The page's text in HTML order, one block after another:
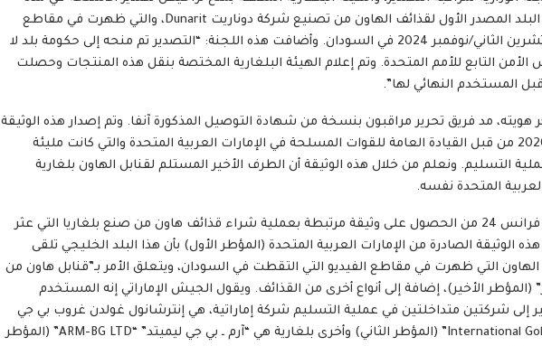
بمزيد من المعلومات حول البلد المصدر الأول لقذائف الهاون من تصنيع شركة دوناريت Dunarit، والتي ظهرت في مقاطع
فيديو التقطت في يوم 21 تشرين الثاني/نوفمبر 2024 في السودان. وأضافت هذه اللجنة: “التصدير تم منحه إلى حكومة بلد لا
التابع للأمم المتحدة. وتم إعلام الهيئة البلغارية المختصة بنقل هذه المنتجات وحصلت
المستخدم النهائي لها”.
مد فريق تحرير مراقبون بنسخة من شهادة التوصيل المذكورة آنفا. وتم إصدار هذه الوثيقة
في يوم 16 آب/أغسطس 2020 من قبل القيادة العامة للقوات المسلحة في الإمارات العربية المتحدة والتي كانت مليئة
التسليم. ونعلم من خلال هذه الوثيقة أن الطرف الأخير المستلم لقنابل الهاون بلغارية
المتحدة نفسه.
تمكن فريق تحرير مراقبون فرانس 24 من الحصول على وثيقة مرتبطة بعملية شراء قذائف هاون من صنع بلغاريا التي عثر
الوثيقة الصادرة من الإمارات العربية المتحدة (المؤطر الأول) بأن هذا البلد الخليجي تلقى
التي ظهرت في مقاطع الفيديو التي التقطت في السودان، ويتعلق الأمر بـ”قنابل هاون من
(المؤطر الأخير)، إضافة إلى أنواع أخرى من القذائف. ويقول الجيش الإماراتي إنه المستخدم
إلى شركتين متداخلتين في عملية التسليم شركة إماراتية، هي إنترشانول غولدن غروب بي جي
إس سي “International Golden Group PJSC” (المؤطر الثاني) وأخرى بلغارية هي “آرم ـ بي جي ليميتد” “ARM-BG LTD” (المؤطر